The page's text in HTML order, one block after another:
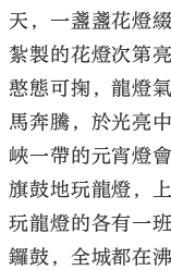
天，一盞盞花燈
紮製的花燈次第
憨態可掬，龍燈
馬奔騰，於光亮
峽一帶的元宵燈
旗鼓地玩龍燈，
玩龍燈的各有一
鑼鼓，全城都在